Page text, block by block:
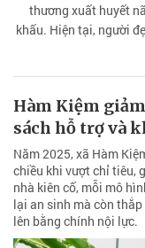
thương xuất huyết
khấu. Hiện tại, người
Hàm Kiệm
sách hỗ trợ và
Năm 2025, xã Hàm
chiều khi vượt chỉ tiêu,
nhà kiên cố, mỗi mô
lại an sinh mà còn
lên bằng chính nội lực.